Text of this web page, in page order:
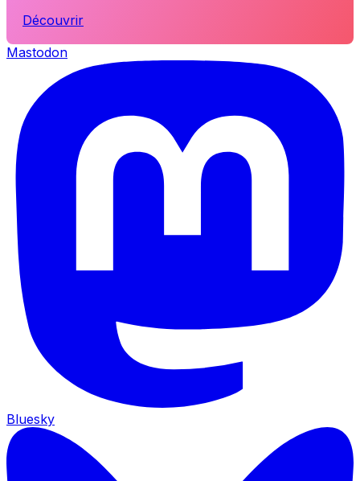
Découvrir
Mastodon
Bluesky